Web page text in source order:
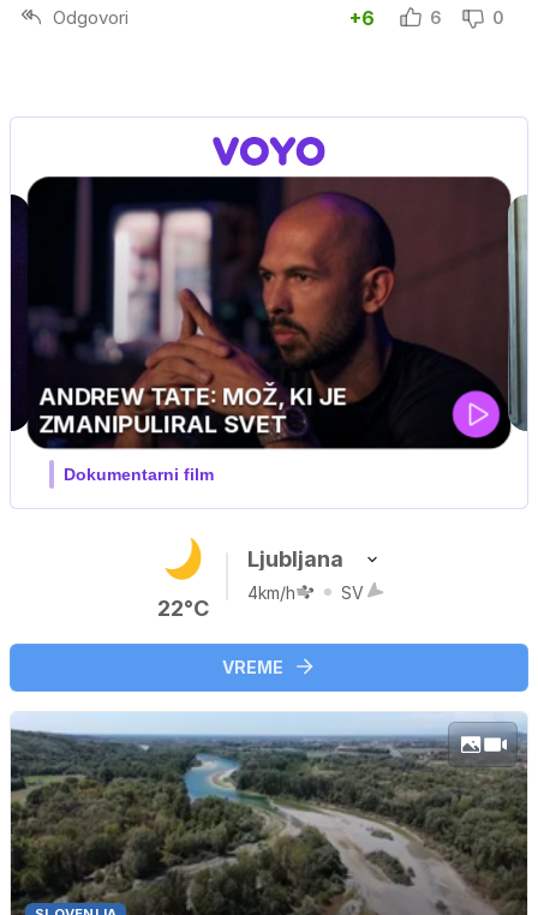
Odgovori +6 6 0
22°C
Ljubljana
4km/h SV
VREME